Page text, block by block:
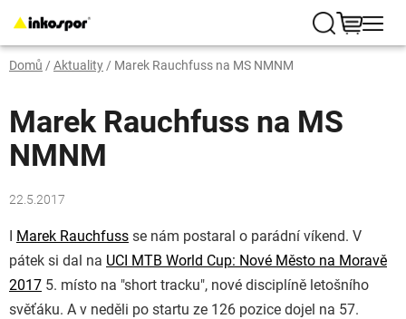
na
obsah
Hledat
Domů / Aktuality/ Marek Rauchfuss na MS NMNM
Marek Rauchfuss na MS
NMNM
22.5.2017
I Marek Rauchfuss se nám postaral o parádní víkend. V
pátek si dal na UCI MTB World Cup: Nové Město na Moravě
2017 5. místo na "short tracku", nové disciplíně letošního
svěťáku. A v neděli po startu ze 126 pozice dojel na 57.